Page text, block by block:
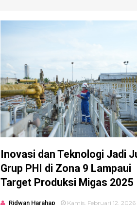
Inovasi dan Teknologi Jadi
Grup PHI di Zona 9 Lampaui
Target Produksi Migas 2025
Ridwan Harahap Kamis, Februari 12, 2026